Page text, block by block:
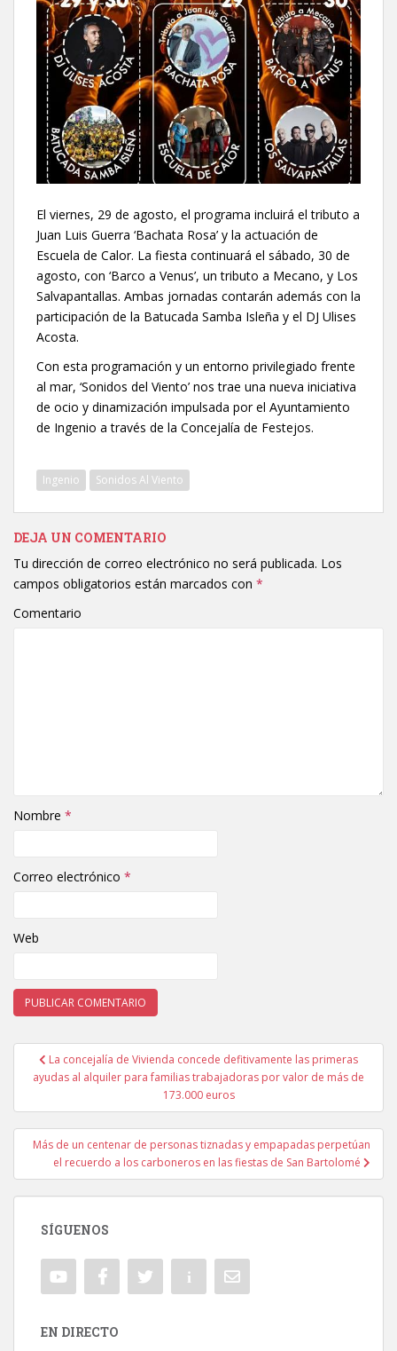
El viernes, 29 de agosto, el programa incluirá el tributo a
Juan Luis Guerra ‘Bachata Rosa’ y la actuación de
Escuela de Calor. La fiesta continuará el sábado, 30 de
agosto, con ‘Barco a Venus’, un tributo a Mecano, y Los
Salvapantallas. Ambas jornadas contarán además con la
participación de la Batucada Samba Isleña y el DJ Ulises
Acosta.
Con esta programación y un entorno privilegiado frente
al mar, ‘Sonidos del Viento’ nos trae una nueva iniciativa
de ocio y dinamización impulsada por el Ayuntamiento
de Ingenio a través de la Concejalía de Festejos.
Ingenio Sonidos Al Viento
DEJA UN COMENTARIO
Tu dirección de correo electrónico no será publicada. Los
campos obligatorios están marcados con *
Comentario
Nombre *
Correo electrónico *
Web
Navegación de entradas
La concejalía de Vivienda concede defitivamente las primeras
ayudas al alquiler para familias trabajadoras por valor de más de
173.000 euros
Más de un centenar de personas tiznadas y empapadas perpetúan
el recuerdo a los carboneros en las fiestas de San Bartolomé
SÍGUENOS
EN DIRECTO